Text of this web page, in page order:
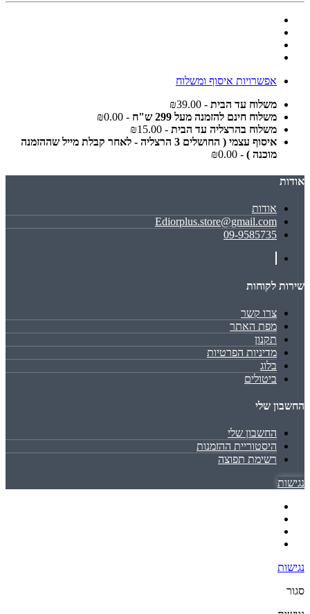
אפשרויות איסוף ומשלוח
משלוח עד הבית - ₪39.00
משלוח חינם להזמנה מעל 299 ש"ח
- ₪0.00
משלוח בהרצליה עד הבית - ₪15.00
איסוף עצמי ( החושלים 3 הרצליה - לאחר קבלת מייל שההזמנה
מוכנה ) - ₪0.00
אודות
אודות
Ediorplus.store@gmail.com
09-9585735
שירות לקוחות
צרו קשר
מפת האתר
תקנון
מדיניות הפרטיות
בלוג
ביטולים
החשבון שלי
החשבון שלי
היסטוריית ההזמנות
רשימת תפוצה
נגישות
נגישות
סגור